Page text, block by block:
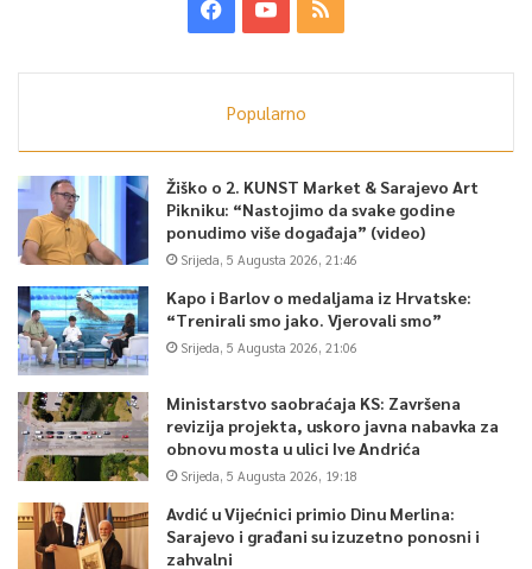
Popularno
Žiško o 2. KUNST Market & Sarajevo Art
Pikniku: “Nastojimo da svake godine
ponudimo više događaja” (video)
Srijeda, 5 Augusta 2026, 21:46
Kapo i Barlov o medaljama iz Hrvatske:
“Trenirali smo jako. Vjerovali smo”
Srijeda, 5 Augusta 2026, 21:06
Ministarstvo saobraćaja KS: Završena
revizija projekta, uskoro javna nabavka za
obnovu mosta u ulici Ive Andrića
Srijeda, 5 Augusta 2026, 19:18
Avdić u Vijećnici primio Dinu Merlina:
Sarajevo i građani su izuzetno ponosni i
zahvalni